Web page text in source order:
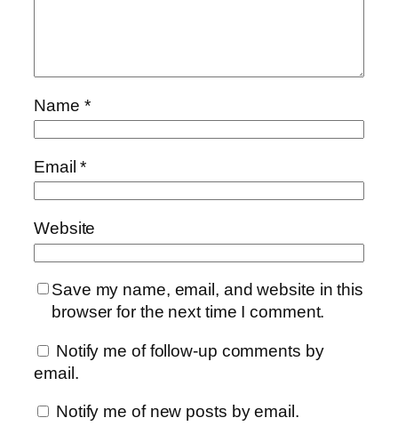
Name *
Email*
Website
Save my name, email, and website in this
browser for the next time I comment.
Notify me of follow-up comments by
email.
Notify me of new posts by email.